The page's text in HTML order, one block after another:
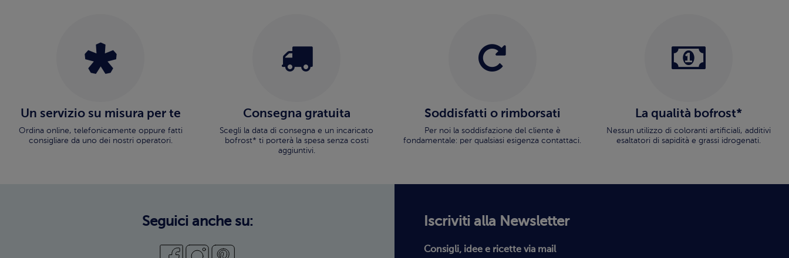
Un servizio su misura per te
Ordina online, telefonicamente oppure fatti
consigliare da uno dei nostri operatori.
Consegna gratuita
Scegli la data di consegna e un incaricato
bofrost* ti porterà la spesa senza costi
aggiuntivi.
Soddisfatti o rimborsati
Per noi la soddisfazione del cliente è
fondamentale: per qualsiasi esigenza contattaci.
La qualità bofrost*
Nessun utilizzo di coloranti artificiali, additivi
esaltatori di sapidità e grassi idrogenati.
Seguici anche su: Iscriviti alla Newsletter
Consigli, idee e ricette via mail